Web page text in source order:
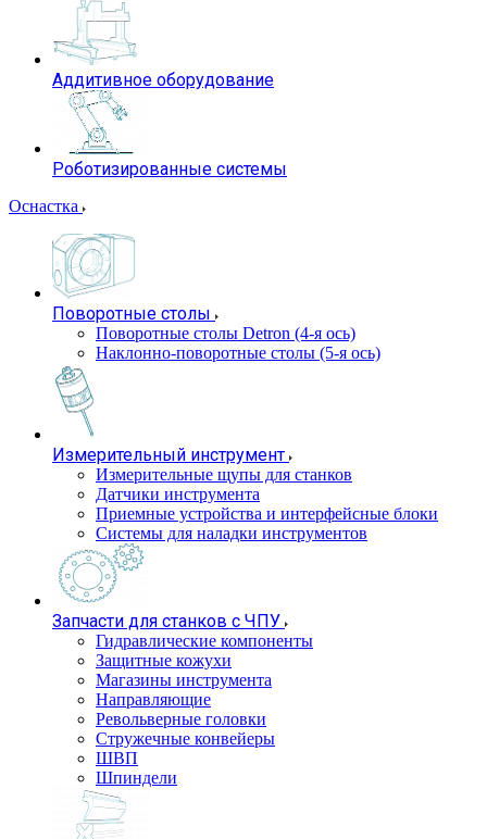
Аддитивное оборудование
Роботизированные системы
Оснастка
Поворотные столы
Поворотные столы Detron (4-я ось)
Наклонно-поворотные столы (5-я ось)
Измерительный инструмент
Измерительные щупы для станков
Датчики инструмента
Приемные устройства и интерфейсные блоки
Системы для наладки инструментов
Запчасти для станков с ЧПУ
Гидравлические компоненты
Защитные кожухи
Магазины инструмента
Направляющие
Револьверные головки
Стружечные конвейеры
ШВП
Шпиндели